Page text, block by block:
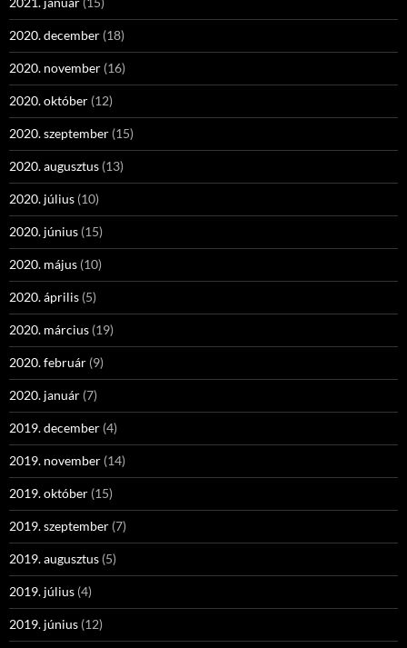
2020. december (18)
2020. november (16)
2020. október (12)
2020. szeptember (15)
2020. augusztus (13)
2020. július (10)
2020. június (15)
2020. május (10)
2020. április (5)
2020. március (19)
2020. február (9)
2020. január (7)
2019. december (4)
2019. november (14)
2019. október (15)
2019. szeptember (7)
2019. augusztus (5)
2019. július (4)
2019. június (12)